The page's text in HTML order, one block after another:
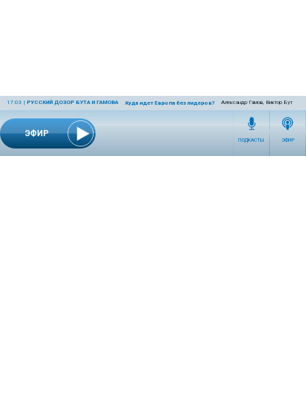
ЭФИР
17:03 | РУССКИЙ ДОЗОР БУТА И ГАМОВА Куда идет Европа без лидеров? Александр Гамов, Виктор Бут
ПОДКАСТЫ ЭФИР